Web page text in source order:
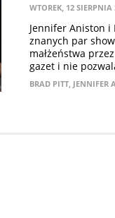
WTOREK, 12
Jennifer Aniston
znanych par
małżeństwa
gazet i nie
BRAD PITT, JENNIFER